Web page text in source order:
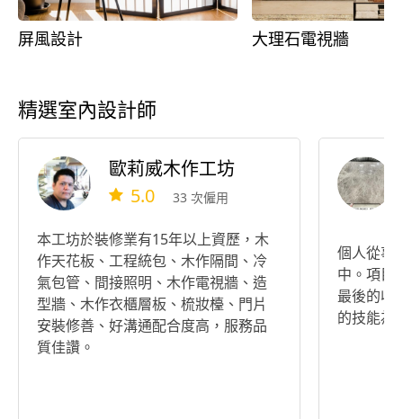
屏風設計 大理石電視牆
精選室內設計師
歐莉威木作工坊
5.0 33 次僱用
本工坊於裝修業有15年以上資歷，木
作天花板、工程統包、木作隔間、冷
氣包管、間接照明、木作電視牆、造
型牆、木作衣櫃層板、梳妝檯、門片
安裝修善、好溝通配合度高，服務品
質佳讚。
個人從事
中。項目
最後的收
的技能為